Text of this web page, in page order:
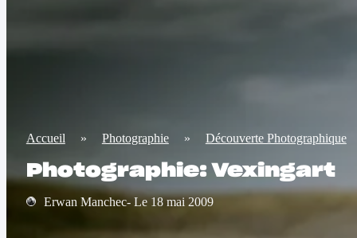
Accueil » Photographie » Découverte Photographique
Photographie: Vexingart
Erwan Manchec- Le 18 mai 2009